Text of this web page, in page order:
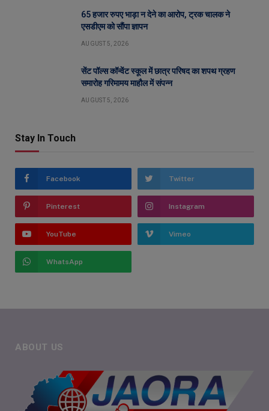
65 हजार रुपए भाड़ा न देने का आरोप, ट्रक चालक ने
एसडीएम को सौंपा ज्ञापन
AUGUST 5, 2026
सेंट पॉल्स कॉन्वेंट स्कूल में छात्र परिषद का शपथ ग्रहण
समारोह गरिमामय माहौल में संपन्न
AUGUST 5, 2026
Stay In Touch
Facebook Twitter
Pinterest Instagram
YouTube Vimeo
WhatsApp
ABOUT US